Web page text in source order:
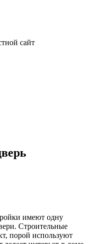
сайт
имеют одну
Строительные
порой используют